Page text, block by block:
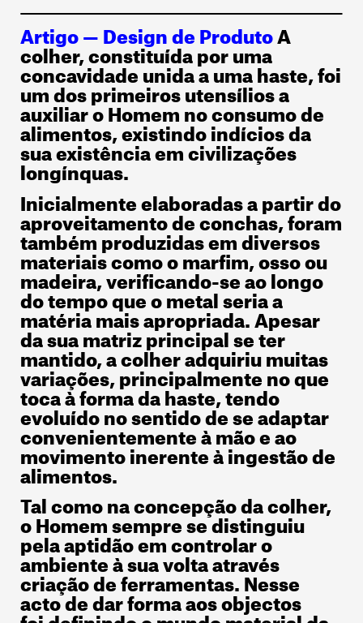
Artigo — Design de ProdutoA
colher, constituída por uma
concavidade unida a uma haste, foi
um dos primeiros utensílios a
auxiliar o Homem no consumo de
alimentos, existindo indícios da
sua existência em civilizações
longínquas.
Inicialmente elaboradas a partir do
aproveitamento de conchas, foram
também produzidas em diversos
materiais como o marfim, osso ou
madeira, verificando-se ao longo
do tempo que o metal seria a
matéria mais apropriada. Apesar
da sua matriz principal se ter
mantido, a colher adquiriu muitas
variações, principalmente no que
toca à forma da haste, tendo
evoluído no sentido de se adaptar
convenientemente à mão e ao
movimento inerente à ingestão de
alimentos.
Tal como na concepção da colher,
o Homem sempre se distinguiu
pela aptidão em controlar o
ambiente à sua volta através
criação de ferramentas. Nesse
acto de dar forma aos objectos